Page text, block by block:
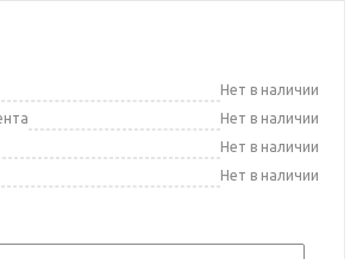
Нет в наличии
Нет в наличии
Нет в наличии
Нет в наличии